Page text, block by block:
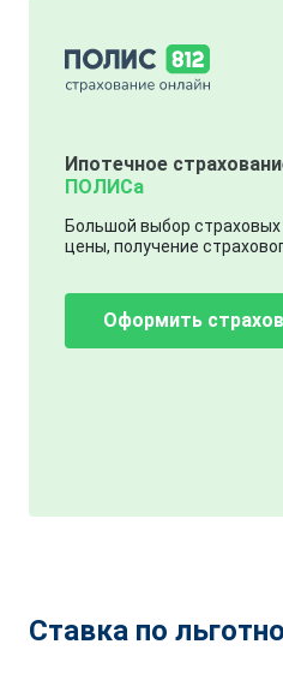
Ипотечное
ПОЛИСа
Большой выбор страховых
цены, получение
Оформить
Ставка по